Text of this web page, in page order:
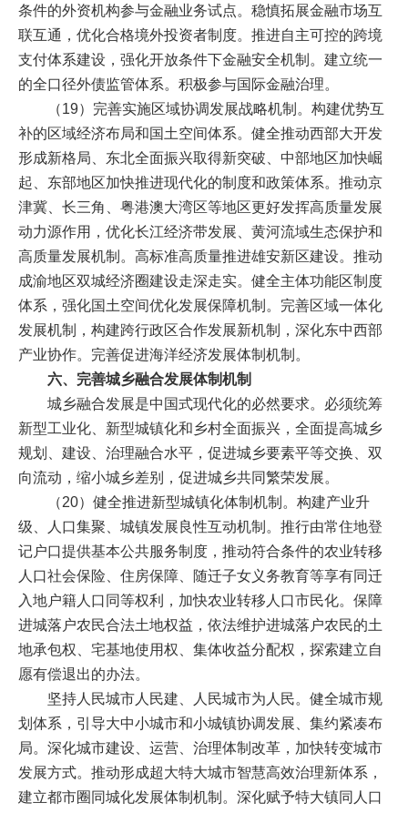
条件的外资机构参与金融业务试点。稳慎拓展金融市场互
联互通，优化合格境外投资者制度。推进自主可控的跨境
支付体系建设，强化开放条件下金融安全机制。建立统一
的全口径外债监管体系。积极参与国际金融治理。
（19）完善实施区域协调发展战略机制。构建优势互
补的区域经济布局和国土空间体系。健全推动西部大开发
形成新格局、东北全面振兴取得新突破、中部地区加快崛
起、东部地区加快推进现代化的制度和政策体系。推动京
津冀、长三角、粤港澳大湾区等地区更好发挥高质量发展
动力源作用，优化长江经济带发展、黄河流域生态保护和
高质量发展机制。高标准高质量推进雄安新区建设。推动
成渝地区双城经济圈建设走深走实。健全主体功能区制度
体系，强化国土空间优化发展保障机制。完善区域一体化
发展机制，构建跨行政区合作发展新机制，深化东中西部
产业协作。完善促进海洋经济发展体制机制。
六、完善城乡融合发展体制机制
城乡融合发展是中国式现代化的必然要求。必须统筹
新型工业化、新型城镇化和乡村全面振兴，全面提高城乡
规划、建设、治理融合水平，促进城乡要素平等交换、双
向流动，缩小城乡差别，促进城乡共同繁荣发展。
（20）健全推进新型城镇化体制机制。构建产业升
级、人口集聚、城镇发展良性互动机制。推行由常住地登
记户口提供基本公共服务制度，推动符合条件的农业转移
人口社会保险、住房保障、随迁子女义务教育等享有同迁
入地户籍人口同等权利，加快农业转移人口市民化。保障
进城落户农民合法土地权益，依法维护进城落户农民的土
地承包权、宅基地使用权、集体收益分配权，探索建立自
愿有偿退出的办法。
坚持人民城市人民建、人民城市为人民。健全城市规
划体系，引导大中小城市和小城镇协调发展、集约紧凑布
局。深化城市建设、运营、治理体制改革，加快转变城市
发展方式。推动形成超大特大城市智慧高效治理新体系，
建立都市圈同城化发展体制机制。深化赋予特大镇同人口